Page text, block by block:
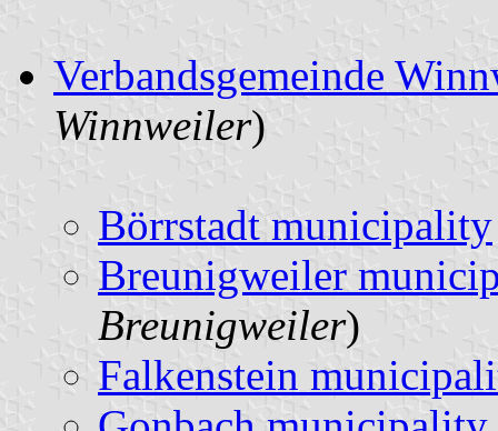
Verbandsgemeinde
Winnweiler)
Börrstadt municipality
Breunigweiler
Breunigweiler)
Falkenstein